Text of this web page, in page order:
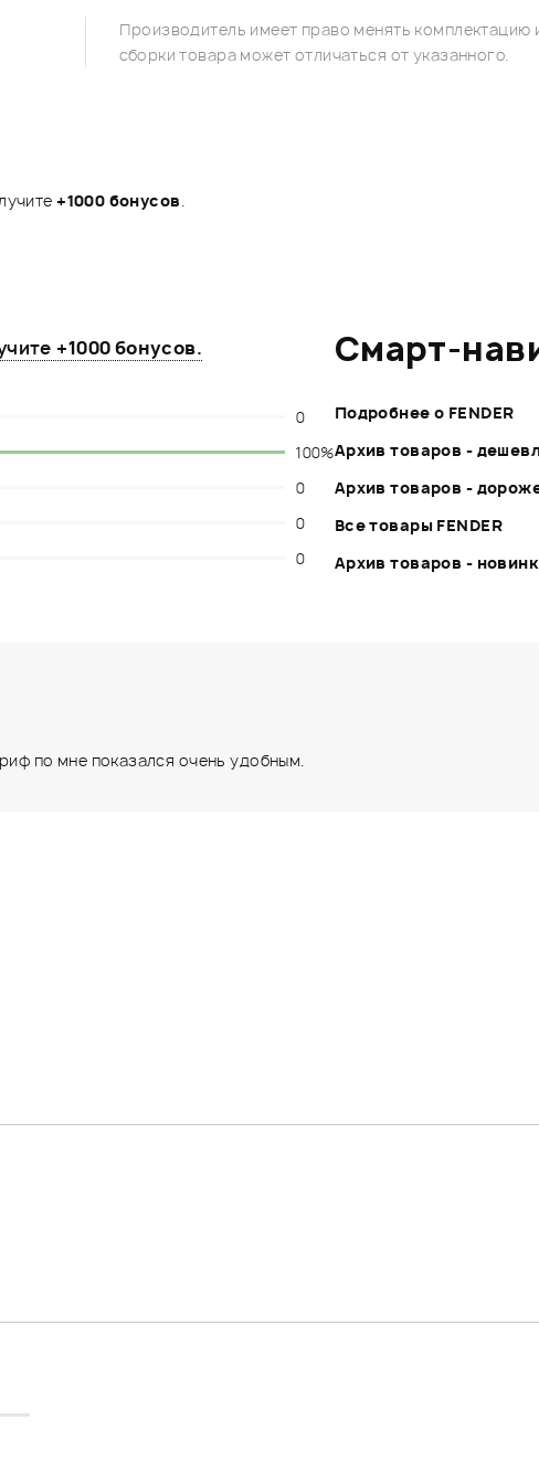
Производитель имеет право менять
сборки товара может отличаться от указанного.
+1000 бонусов.
+1000 бонусов.
0
100%
0
0
0
Смарт-
Подробнее о FENDER
Архив товаров -
Архив товаров -
Все товары FENDER
Архив товаров -
по мне показался очень удобным.